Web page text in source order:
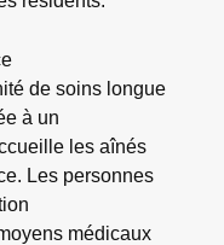
de soins longue
à un
les aînés
Les personnes
médicaux